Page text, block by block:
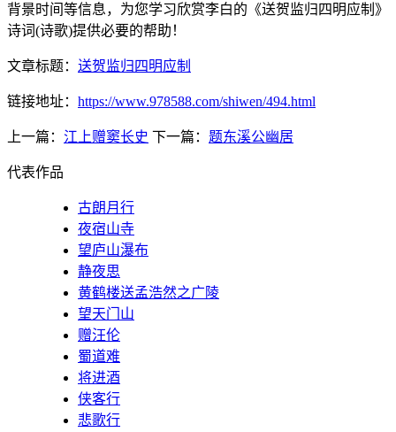
背景时间等信息，为您学习欣赏李白的《送贺监归四明应制》
诗词(诗歌)提供必要的帮助！
文章标题： 送贺监归四明应制
链接地址： https://www.978588.com/shiwen/494.html
上一篇： 江上赠窦长史 下一篇： 题东溪公幽居
代表作品
古朗月行
夜宿山寺
望庐山瀑布
静夜思
黄鹤楼送孟浩然之广陵
望天门山
赠汪伦
蜀道难
将进酒
侠客行
悲歌行